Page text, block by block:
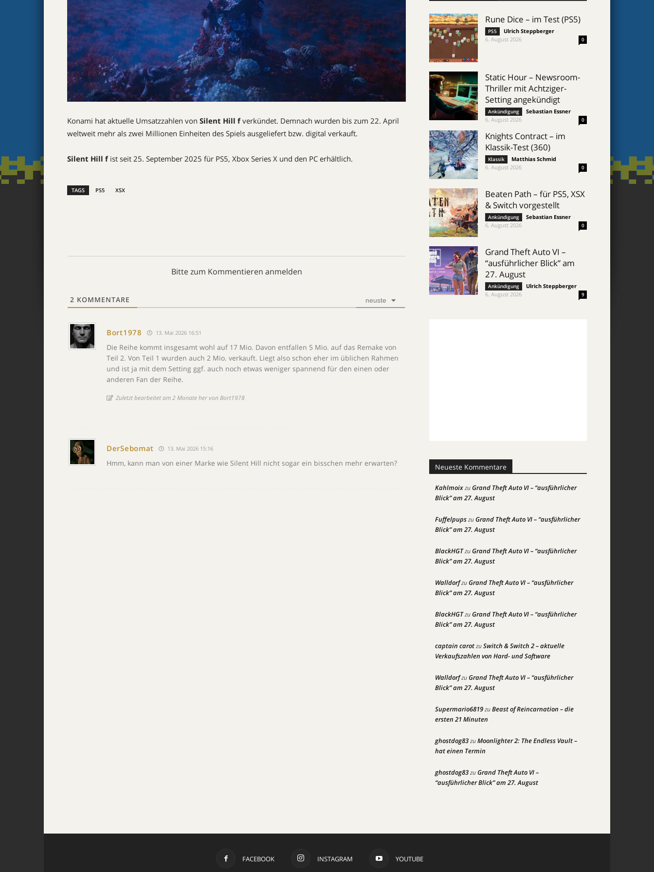
Konami hat aktuelle Umsatzzahlen von Silent Hill fverkündet. Demnach wurden bis zum 22. April
weltweit mehr als zwei Millionen Einheiten des Spiels ausgeliefert bzw. digital verkauft.
Silent Hill fist seit 25. September 2025 für PS5, Xbox Series X und den PC erhältlich.
TAGS PS5 XSX
Bitte zum Kommentieren anmelden
2 KOMMENTARE neuste
Bort1978 13. Mai 2026 16:51
Die Reihe kommt insgesamt wohl auf 17 Mio. Davon entfallen 5 Mio. auf das Remake von
Teil 2. Von Teil 1 wurden auch 2 Mio. verkauft. Liegt also schon eher im üblichen Rahmen
und ist ja mit dem Setting ggf. auch noch etwas weniger spannend für den einen oder
anderen Fan der Reihe.
Zuletzt bearbeitet am 2 Monate her von Bort1978
DerSebomat 13. Mai 2026 15:16
Hmm, kann man von einer Marke wie Silent Hill nicht sogar ein bisschen mehr erwarten?
Rune Dice – im Test (PS5)
PS5 Ulrich Steppberger
6. August 2026
0
Static Hour – Newsroom-
Thriller mit Achtziger-
Setting angekündigt
Ankündigung Sebastian Essner
6. August 2026
0
Knights Contract – im
Klassik-Test (360)
Klassik Matthias Schmid
6. August 2026
0
Beaten Path – für PS5, XSX
& Switch vorgestellt
Ankündigung Sebastian Essner
6. August 2026
0
Grand Theft Auto VI –
“ausführlicher Blick” am
27. August
Ankündigung Ulrich Steppberger
6. August 2026
9
Neueste Kommentare
KahlmoixzuGrand Theft Auto VI – “ausführlicher
Blick” am 27. August
FuffelpupszuGrand Theft Auto VI – “ausführlicher
Blick” am 27. August
BlackHGTzuGrand Theft Auto VI – “ausführlicher
Blick” am 27. August
WalldorfzuGrand Theft Auto VI – “ausführlicher
Blick” am 27. August
BlackHGTzuGrand Theft Auto VI – “ausführlicher
Blick” am 27. August
captain carotzuSwitch & Switch 2 – aktuelle
Verkaufszahlen von Hard- und Software
WalldorfzuGrand Theft Auto VI – “ausführlicher
Blick” am 27. August
Supermario6819zuBeast of Reincarnation – die
ersten 21 Minuten
ghostdog83zuMoonlighter 2: The Endless Vault –
hat einen Termin
ghostdog83zuGrand Theft Auto VI –
“ausführlicher Blick” am 27. August
FACEBOOK INSTAGRAM YOUTUBE